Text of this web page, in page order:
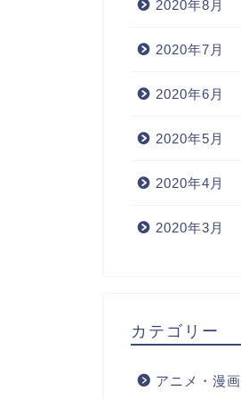
2020年8月
2020年7月
2020年6月
2020年5月
2020年4月
2020年3月
カテゴリー
アニメ・漫画